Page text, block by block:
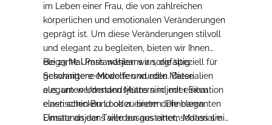
im Leben einer Frau, die von zahlreichen
körperlichen und emotionalen Veränderungen
geprägt ist. Um diese Veränderungen stilvoll
und elegant zu begleiten, bieten wir Ihnen
elegante Umstandsjeans an, die speziell für
Schwangere entworfen wurden. Diese
eleganten Umstandsjeans sind mit einem
elastischen Bund oder einem dehnbaren
Einsatz an der Taille ausgestattet, sodass sie
Bei 23 Mai Paris wählen wir sorgfältig
geschnittene Modelle und edle Materialien
aus, um werdenden Müttern in jeder Situation
einen schicken Look zu bieten. Die eleganten
Umstandsjeans werden aus einem Materialmix